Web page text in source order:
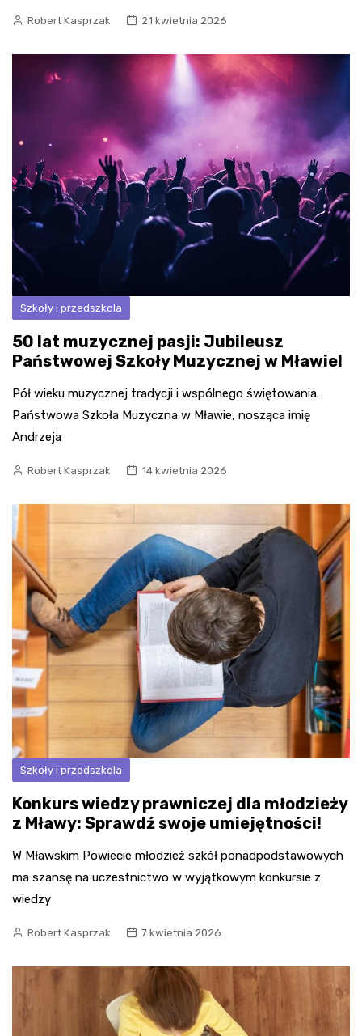
Robert Kasprzak 21 kwietnia 2026
Szkoły i przedszkola
50 lat muzycznej pasji: Jubileusz
Państwowej Szkoły Muzycznej w Mławie!
Pół wieku muzycznej tradycji i wspólnego świętowania.
Państwowa Szkoła Muzyczna w Mławie, nosząca imię
Andrzeja
Robert Kasprzak 14 kwietnia 2026
Szkoły i przedszkola
Konkurs wiedzy prawniczej dla młodzieży
z Mławy: Sprawdź swoje umiejętności!
W Mławskim Powiecie młodzież szkół ponadpodstawowych
ma szansę na uczestnictwo w wyjątkowym konkursie z
wiedzy
Robert Kasprzak 7 kwietnia 2026